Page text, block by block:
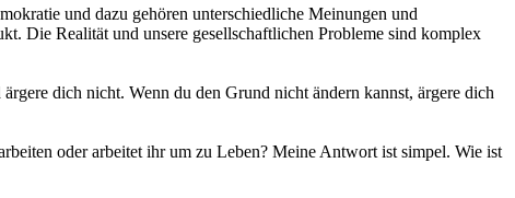
und dazu gehören unterschiedliche Meinungen und
Die Realität und unsere gesellschaftlichen Probleme sind komplex
dich nicht. Wenn du den Grund nicht ändern kannst, ärgere dich
oder arbeitet ihr um zu Leben? Meine Antwort ist simpel. Wie ist